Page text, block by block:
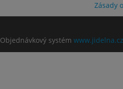
Zásady
Objednávkový systém www.jidelna.cz